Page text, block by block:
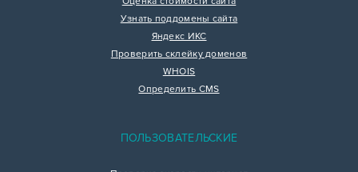
Узнать поддомены сайта
Яндекс ИКС
Проверить склейку доменов
WHOIS
Определить CMS
ПОЛЬЗОВАТЕЛЬСКИЕ